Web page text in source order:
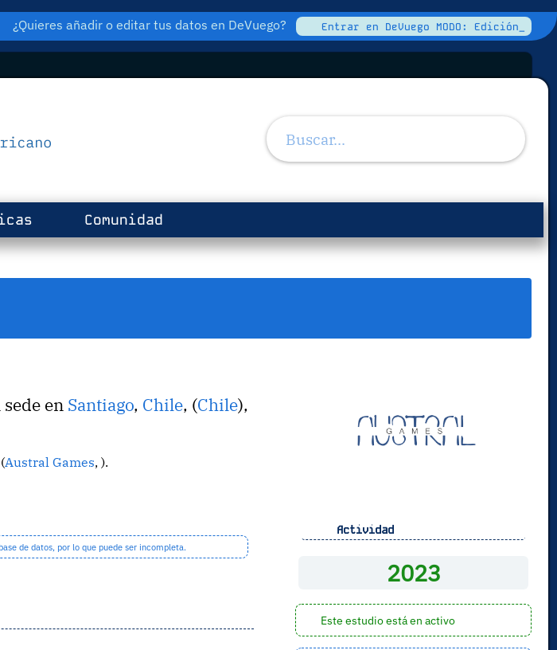
¿Quieres añadir o editar tus datos en DeVuego? Entrar en DeVuego MODO: Edición_
Comunidad
en Santiago, Chile, (Chile),
(Austral Games, ).
de datos, por lo que puede ser incompleta.
Actividad
2023
Este estudio está en activo